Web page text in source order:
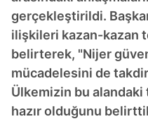
gerçekleştirildi.
ilişkileri kazan-kazan
belirterek, "Nijer
mücadelesini de
Ülkemizin bu
hazır olduğunu